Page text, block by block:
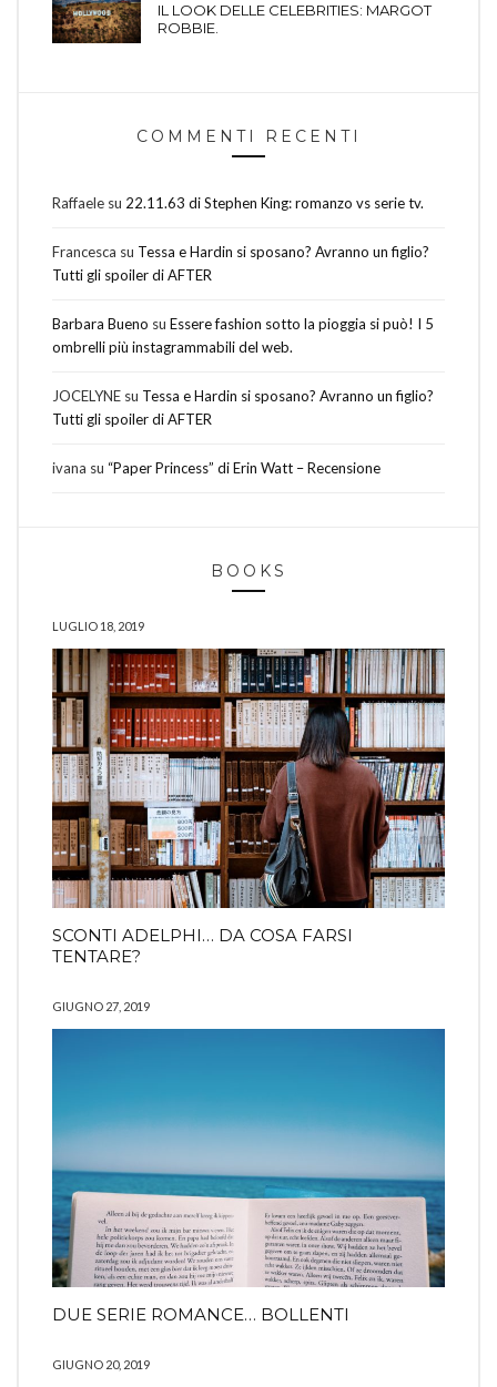
IL LOOK DELLE CELEBRITIES: MARGOT
ROBBIE.
COMMENTI RECENTI
Raffaele su 22.11.63 di Stephen King: romanzo vs serie tv.
Francesca su Tessa e Hardin si sposano? Avranno un figlio?
Tutti gli spoiler di AFTER
Barbara Bueno su Essere fashion sotto la pioggia si può! I 5
ombrelli più instagrammabili del web.
JOCELYNE su Tessa e Hardin si sposano? Avranno un figlio?
Tutti gli spoiler di AFTER
ivana su “Paper Princess” di Erin Watt – Recensione
BOOKS
LUGLIO 18, 2019
SCONTI ADELPHI… DA COSA FARSI
TENTARE?
GIUGNO 27, 2019
DUE SERIE ROMANCE… BOLLENTI
GIUGNO 20, 2019